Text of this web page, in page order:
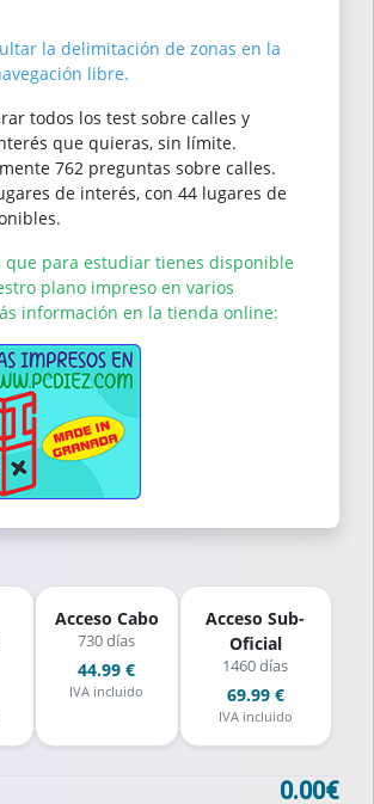
la delimitación de zonas en la
libre.
todos los test sobre calles y
que quieras, sin límite.
762 preguntas sobre calles.
de interés, con 44 lugares de
que para estudiar tienes disponible
plano impreso en varios
información en la tienda online:
Acceso Cabo
730 días
44.99 €
IVA incluido
Acceso Sub-
Oficial
1460 días
69.99 €
IVA incluido
0.00€